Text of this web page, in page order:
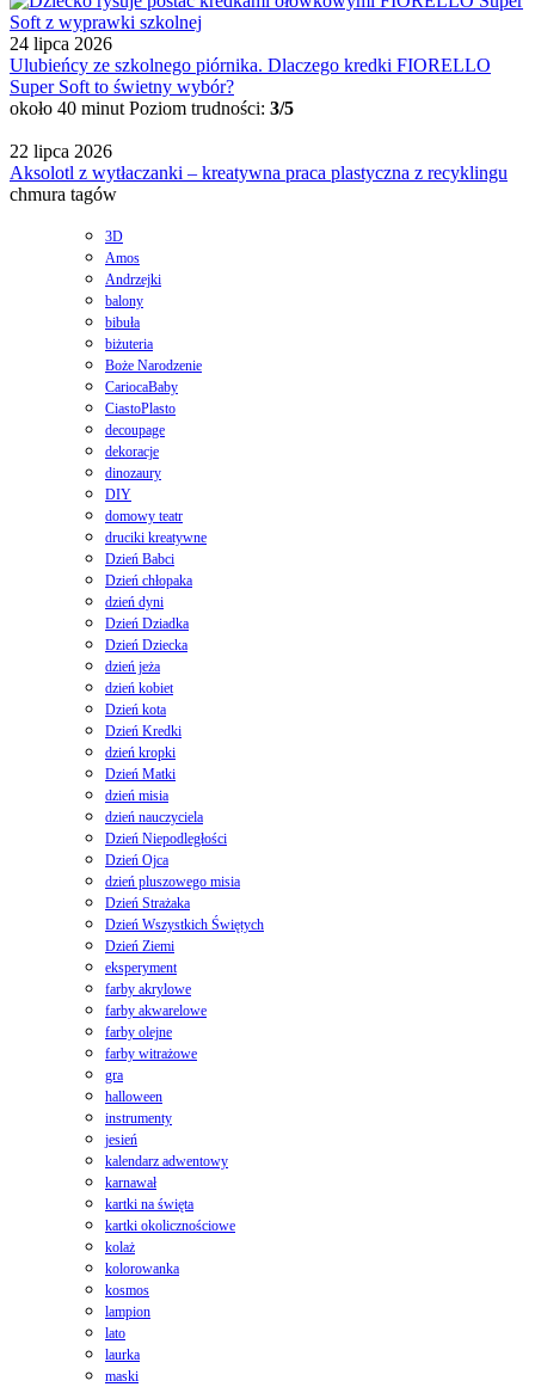
24 lipca 2026
Ulubieńcy ze szkolnego piórnika. Dlaczego kredki FIORELLO
Super Soft to świetny wybór?
około 40 minut Poziom trudności: 3/5
22 lipca 2026
Aksolotl z wytłaczanki – kreatywna praca plastyczna z recyklingu
chmura tagów
3D
Amos
Andrzejki
balony
bibuła
biżuteria
Boże Narodzenie
CariocaBaby
CiastoPlasto
decoupage
dekoracje
dinozaury
DIY
domowy teatr
druciki kreatywne
Dzień Babci
Dzień chłopaka
dzień dyni
Dzień Dziadka
Dzień Dziecka
dzień jeża
dzień kobiet
Dzień kota
Dzień Kredki
dzień kropki
Dzień Matki
dzień misia
dzień nauczyciela
Dzień Niepodległości
Dzień Ojca
dzień pluszowego misia
Dzień Strażaka
Dzień Wszystkich Świętych
Dzień Ziemi
eksperyment
farby akrylowe
farby akwarelowe
farby olejne
farby witrażowe
gra
halloween
instrumenty
jesień
kalendarz adwentowy
karnawał
kartki na święta
kartki okolicznościowe
kolaż
kolorowanka
kosmos
lampion
lato
laurka
maski